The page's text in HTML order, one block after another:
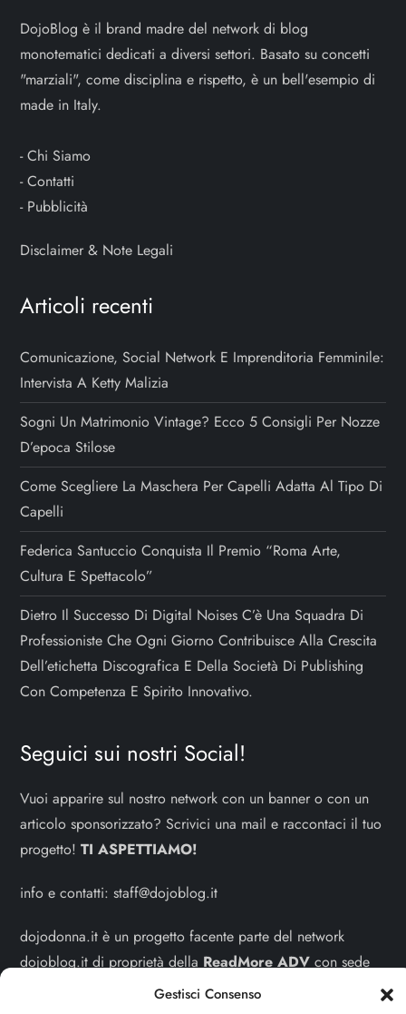
Gestisci Consenso
DojoBlog è il brand madre del network di blog
monotematici dedicati a diversi settori. Basato su concetti
"marziali", come disciplina e rispetto, è un bell'esempio di
made in Italy.
-Chi Siamo
-Contatti
- Pubblicità
Disclaimer & Note Legali
Articoli recenti
Comunicazione, Social Network E Imprenditoria Femminile:
Intervista A Ketty Malizia
Sogni Un Matrimonio Vintage? Ecco 5 Consigli Per Nozze
D’epoca Stilose
Come Scegliere La Maschera Per Capelli Adatta Al Tipo Di
Capelli
Federica Santuccio Conquista Il Premio “Roma Arte,
Cultura E Spettacolo”
Dietro Il Successo Di Digital Noises C’è Una Squadra Di
Professioniste Che Ogni Giorno Contribuisce Alla Crescita
Dell’etichetta Discografica E Della Società Di Publishing
Con Competenza E Spirito Innovativo.
Seguici sui nostri Social!
Vuoi apparire sul nostro network con un banner o con un
articolo sponsorizzato? Scrivici una mail e raccontaci il tuo
progetto!TI ASPETTIAMO!
info e contatti:staff@dojoblog.it
dojodonna.it è un progetto facente parte del network
dojoblog.it di proprietà della ReadMore ADV con sede
legale in Via delle Sirene 34 - Roma - P.iva: